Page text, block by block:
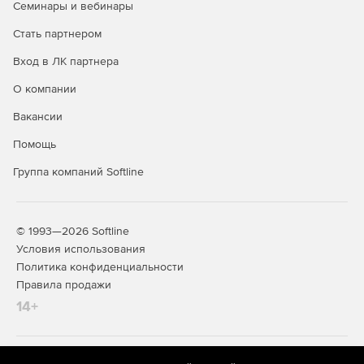
фильтрует входящий и исходящий интернет-трафик
средства контроля доступа на базе политик.
сканер поддерживает белые списки и тем самым
Процесс сканирования практически не влияет на
режиме автоматически определяется, когда ноутбук
Управление исправлениями. Решение позволяет
управлять критическими исправлениями eScan
MicroWorld и Microsoft для установки новейших патчей
на всех клиентах в сети.
Семинары и вебинары
Стать партнером
Вход в ЛК партнера
О компании
Вакансии
Помощь
Группа компаний Softline
© 1993—2026 Softline
Условия использования
Политика конфиденциальности
Правила продажи
14+